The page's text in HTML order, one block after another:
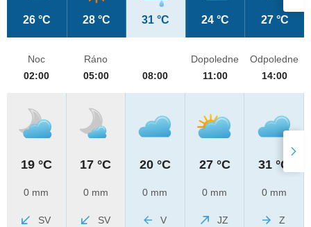
26 °C 28 °C 31 °C 24 °C 27 °C
Noc
02:00
19 °C
0 mm
SV
Ráno
05:00
17 °C
0 mm
SV
08:00
20 °C
0 mm
V
Dopoledne
11:00
27 °C
0 mm
JZ
Odpoledne
14:00
31 °C
0 mm
Z